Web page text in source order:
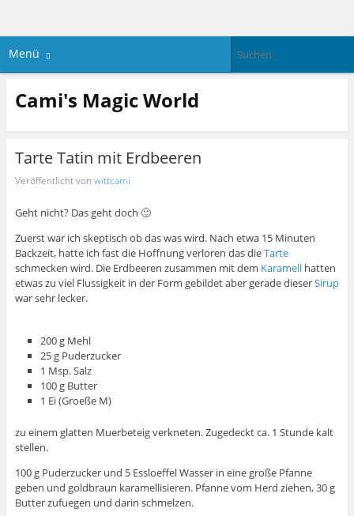
Menü
Cami's Magic World
Tarte Tatin mit Erdbeeren
Veröffentlicht von wittcami
Geht nicht? Das geht doch 🙂
Zuerst war ich skeptisch ob das was wird. Nach etwa 15 Minuten
Backzeit, hatte ich fast die Hoffnung verloren das dieTarte
schmecken wird. Die Erdbeeren zusammen mit dem Karamellhatten
etwas zu viel Flussigkeit in der Form gebildet aber gerade dieserSirup
war sehr lecker.
200 g Mehl
25 g Puderzucker
1 Msp. Salz
100 g Butter
1 Ei (Groeße M)
zu einem glatten Muerbeteig verkneten. Zugedeckt ca. 1 Stunde kalt
stellen.
100 g Puderzucker und 5 Essloeffel Wasser in eine große Pfanne
geben und goldbraun karamellisieren. Pfanne vom Herd ziehen, 30 g
Butter zufuegen und darin schmelzen.